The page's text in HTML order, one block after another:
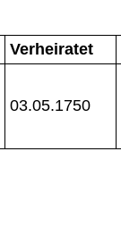
Verheiratet
03.05.1750